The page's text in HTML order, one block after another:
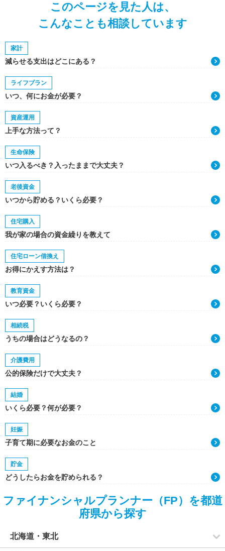
このページを見た人は、
こんなことも相談しています
家計
減らせる支出はどこにある？
ライフプラン
いつ、何にお金が必要？
資産運用
上手な方法って？
生命保険
いつ入るべき？入ったままで大丈夫？
老後資金
いつから貯める？いくら必要？
住宅購入
我が家の場合の資金繰りを教えて
住宅ローン借換え
お得にかえす方法は？
教育資金
いつ必要？いくら必要？
相続税
うちの場合はどうなるの？
介護費用
公的保険だけで大丈夫？
結婚
いくら必要？何が必要？
妊娠
子育て期に必要なお金のこと
貯金
どうしたらお金を貯められる？
ファイナンシャルプランナー（FP）を都道
府県から探す
北海道・東北